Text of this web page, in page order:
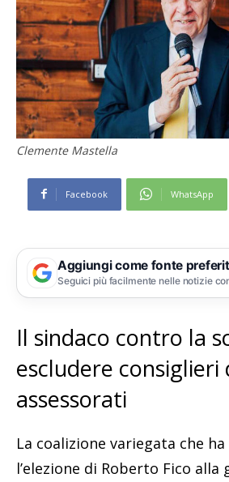
Clemente Mastella
Facebook WhatsApp
Aggiungi come fonte
Seguici più facilmente nelle notizie
Il sindaco contro la
escludere consiglieri
assessorati
La coalizione variegata che
l’elezione di Roberto Fico alla